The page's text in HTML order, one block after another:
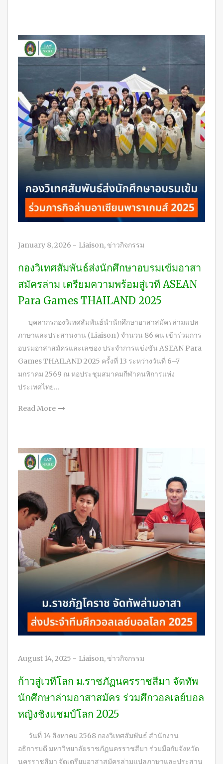
January 8, 2026 - Liaison,ข่าวกิจกรรม
กองวิเทศสัมพันธ์ส่งนักศึกษาอบรมเข้มอาสา
สมัครล่าม เตรียมความพร้อมสู่เวที ASEAN
Para Games THAILAND 2025
บุคลากรกองวิเทศสัมพันธ์นำนักศึกษาอาสาสมัครล่ามแปล
ภาษาและประสานงาน (Liaison) จำนวน 86 คน เข้าร่วมการ
อบรมอาสาสมัครและเลซอง ประจำการแข่งขัน ASEAN Para
Games THAILAND 2025 ครั้งที่ 13 ระหว่างวันที่ 6–7
มกราคม 2569 ณ หอประชุมสมาคมกีฬาคนพิการแห่ง
ประเทศไทย…
Read More
August 14, 2025 - Liaison,ข่าวกิจกรรม
ก้าวสู่เวทีโลก ม.ราชภัฏนครราชสีมา จัดทัพ
นักศึกษาล่ามอาสาสมัคร ร่วมศึกวอลเลย์บอล
หญิงชิงแชมป์โลก 2025
วันที่ 14 สิงหาคม 2568 กองวิเทศสัมพันธ์ สำนักงาน
อธิการบดี มหาวิทยาลัยราชภัฏนครราชสีมา ร่วมมือกับจังหวัด
นครราชสีมา จัดเตรียมอาสาสมัครล่ามแปลภาษาและประสาน